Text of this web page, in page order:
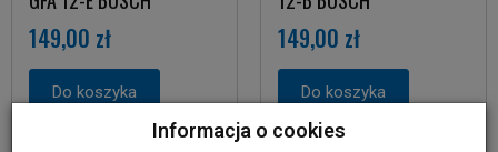
149,00 zł
Do koszyka
149,00 zł
Do koszyka
Informacja o cookies